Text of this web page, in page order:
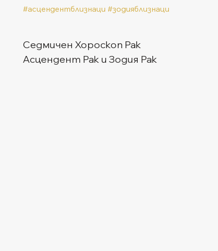
#асцендентблизнаци #зодияблизнаци
Седмичен Хороскоп Рак
Асцендент Рак и Зодия Рак